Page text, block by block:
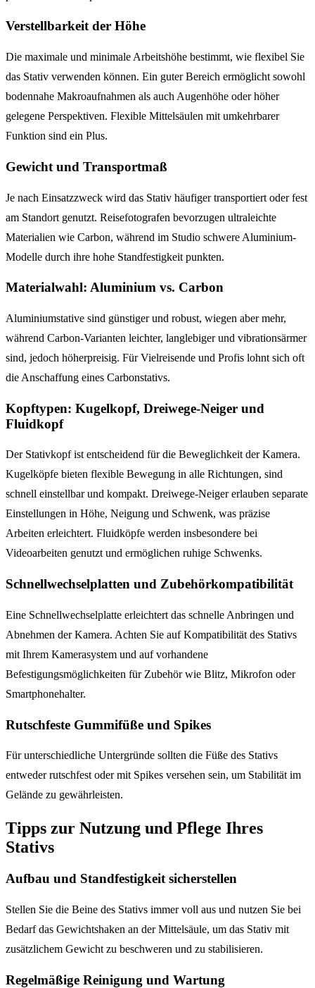
Verstellbarkeit der Höhe
Die maximale und minimale Arbeitshöhe bestimmt, wie flexibel Sie
das Stativ verwenden können. Ein guter Bereich ermöglicht sowohl
bodennahe Makroaufnahmen als auch Augenhöhe oder höher
gelegene Perspektiven. Flexible Mittelsäulen mit umkehrbarer
Funktion sind ein Plus.
Gewicht und Transportmaß
Je nach Einsatzzweck wird das Stativ häufiger transportiert oder fest
am Standort genutzt. Reisefotografen bevorzugen ultraleichte
Materialien wie Carbon, während im Studio schwere Aluminium-
Modelle durch ihre hohe Standfestigkeit punkten.
Materialwahl: Aluminium vs. Carbon
Aluminiumstative sind günstiger und robust, wiegen aber mehr,
während Carbon-Varianten leichter, langlebiger und vibrationsärmer
sind, jedoch höherpreisig. Für Vielreisende und Profis lohnt sich oft
die Anschaffung eines Carbonstativs.
Kopftypen: Kugelkopf, Dreiwege-Neiger und
Fluidkopf
Der Stativkopf ist entscheidend für die Beweglichkeit der Kamera.
Kugelköpfe bieten flexible Bewegung in alle Richtungen, sind
schnell einstellbar und kompakt. Dreiwege-Neiger erlauben separate
Einstellungen in Höhe, Neigung und Schwenk, was präzise
Arbeiten erleichtert. Fluidköpfe werden insbesondere bei
Videoarbeiten genutzt und ermöglichen ruhige Schwenks.
Schnellwechselplatten und Zubehörkompatibilität
Eine Schnellwechselplatte erleichtert das schnelle Anbringen und
Abnehmen der Kamera. Achten Sie auf Kompatibilität des Stativs
mit Ihrem Kamerasystem und auf vorhandene
Befestigungsmöglichkeiten für Zubehör wie Blitz, Mikrofon oder
Smartphonehalter.
Rutschfeste Gummifüße und Spikes
Für unterschiedliche Untergründe sollten die Füße des Stativs
entweder rutschfest oder mit Spikes versehen sein, um Stabilität im
Gelände zu gewährleisten.
Tipps zur Nutzung und Pflege Ihres
Stativs
Aufbau und Standfestigkeit sicherstellen
Stellen Sie die Beine des Stativs immer voll aus und nutzen Sie bei
Bedarf das Gewichtshaken an der Mittelsäule, um das Stativ mit
zusätzlichem Gewicht zu beschweren und zu stabilisieren.
Regelmäßige Reinigung und Wartung